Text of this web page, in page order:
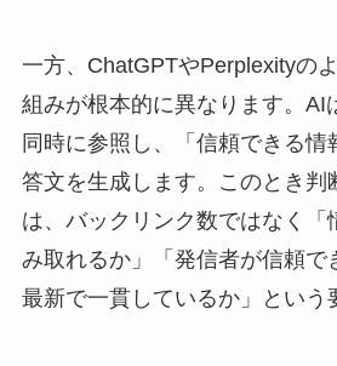
一方、ChatGPTやPerplexityの
組みが根本的に異なります。AI
同時に参照し、「信頼できる情
答文を生成します。このとき判
は、バックリンク数ではなく「
み取れるか」「発信者が信頼で
最新で一貫しているか」という